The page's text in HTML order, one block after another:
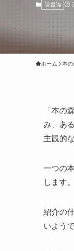
読書論
ホーム 本の
「本の
み、あ
主観的
一つの
します。
紹介の
いよう